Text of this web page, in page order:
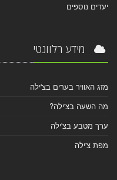
יעדים נוספים
מידע רלוונטי
מזג האוויר בערים בצ'ילה
מה השעה בצ'ילה?
ערך מטבע בצ'ילה
מפת צ'ילה